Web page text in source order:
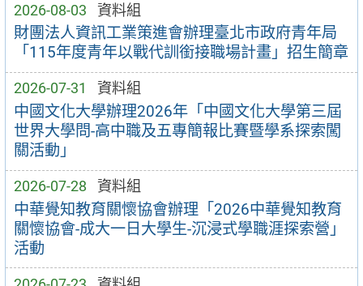
2026-08-03 資料組
財團法人資訊工業策進會辦理臺北市政府青年局
「115年度青年以戰代訓銜接職場計畫」招生簡章
2026-07-31 資料組
中國文化大學辦理2026年「中國文化大學第三屆
世界大學問-高中職及五專簡報比賽暨學系探索闖
關活動」
2026-07-28 資料組
中華覺知教育關懷協會辦理「2026中華覺知教育
關懷協會-成大一日大學生-沉浸式學職涯探索營」
活動